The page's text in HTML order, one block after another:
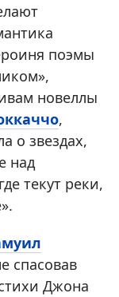
поэмы
новеллы
,
о звездах,
над
текут реки,
спасовав
Джона